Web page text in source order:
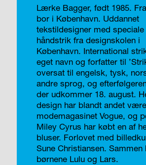
Lærke Bagger, født 1985.
bor i København. Uddannet
tekstildesigner med speciale
håndstrik fra designskolen i
København. International
eget navn og forfatter til
oversat til engelsk, tysk,
andre sprog, og efterfølgeren
der udkommer 18. august.
design har blandt andet
modemagasinet Vogue, og
Miley Cyrus har købt en af
bluser. Forlovet med
Sune Christiansen. Sammen
børnene Lulu og Lars.